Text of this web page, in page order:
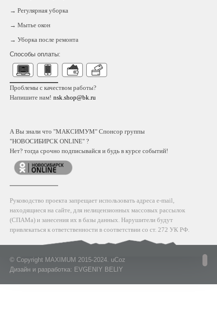
→ Регулярная уборка
→ Мытье окон
→ Уборка после ремонта
Способы оплаты:
Проблемы с качеством работы?
Напишите нам! nsk.shop@bk.ru
А Вы знали что "МАКСИМУМ" Спонсор группы
"НОВОСИБИРСК ONLINE" ?
Нет? тогда срочно подписывайся и будь в курсе событий!
Руководство проекта запрещает использовать адреса е-mail,
находящиеся на сайте, для нелицензионных массовых рассылок
(СПАМа) и занесения их в базы данных. Нарушители будут
привлекаться к ответственности в соответствии со ст. 272 УК РФ.
© Copyright MAXIMUM 2015-2024. uCoz
Дизайн и разработка: EVGENIY BELIY